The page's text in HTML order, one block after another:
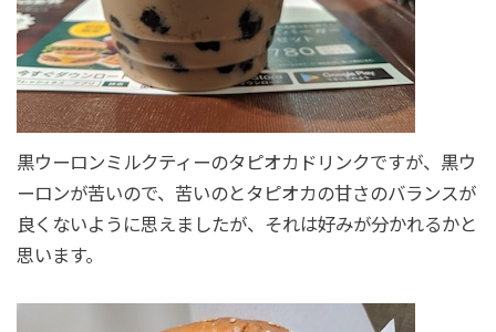
黒ウーロンミルクティーのタピオカドリンクですが、黒ウ
ーロンが苦いので、苦いのとタピオカの甘さのバランスが
良くないように思えましたが、それは好みが分かれるかと
思います。